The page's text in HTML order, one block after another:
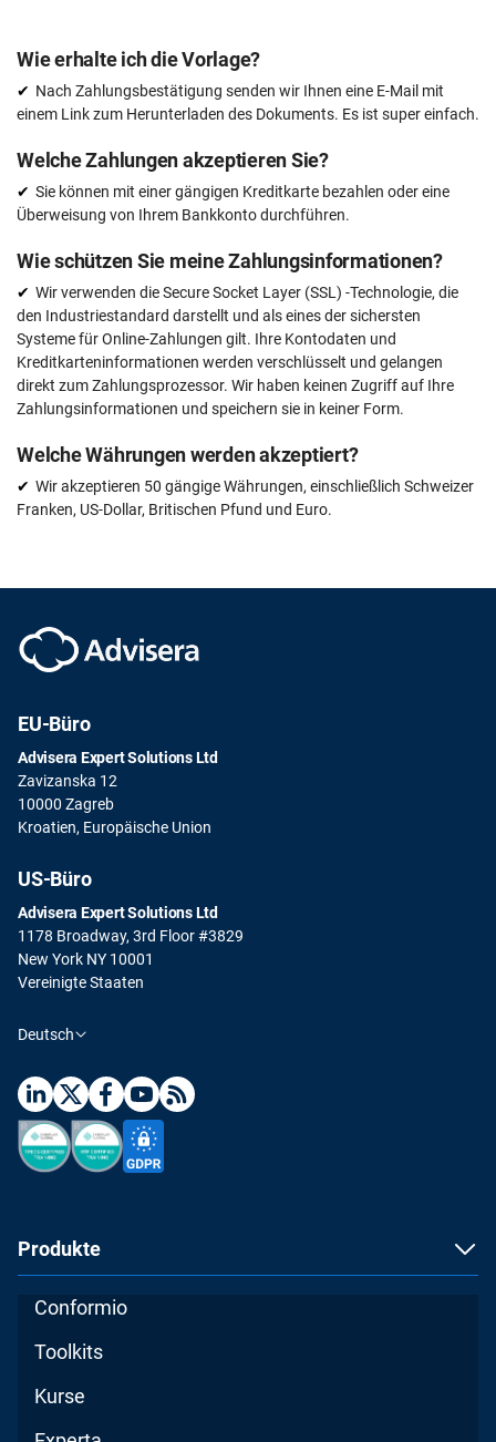
Wie erhalte ich die Vorlage?
Nach Zahlungsbestätigung senden wir Ihnen eine E-Mail mit
einem Link zum Herunterladen des Dokuments. Es ist super einfach.
Welche Zahlungen akzeptieren Sie?
Sie können mit einer gängigen Kreditkarte bezahlen oder eine
Überweisung von Ihrem Bankkonto durchführen.
Wie schützen Sie meine Zahlungsinformationen?
Wir verwenden die Secure Socket Layer (SSL) -Technologie, die
den Industriestandard darstellt und als eines der sichersten
Systeme für Online-Zahlungen gilt. Ihre Kontodaten und
Kreditkarteninformationen werden verschlüsselt und gelangen
direkt zum Zahlungsprozessor. Wir haben keinen Zugriff auf Ihre
Zahlungsinformationen und speichern sie in keiner Form.
Welche Währungen werden akzeptiert?
Wir akzeptieren 50 gängige Währungen, einschließlich Schweizer
Franken, US-Dollar, Britischen Pfund und Euro.
EU-Büro
Advisera Expert Solutions Ltd
Zavizanska 12
10000 Zagreb
Kroatien, Europäische Union
US-Büro
Advisera Expert Solutions Ltd
1178 Broadway, 3rd Floor #3829
New York NY 10001
Vereinigte Staaten
Deutsch
Produkte
Conformio
Toolkits
Kurse